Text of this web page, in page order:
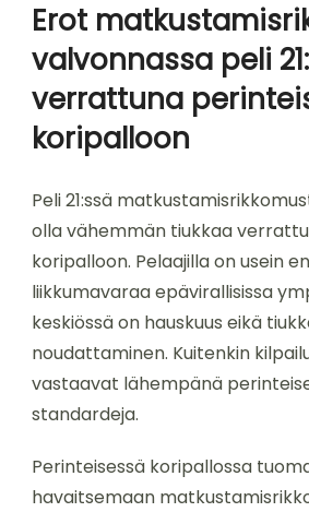
Erot
valvonnassa peli
verrattuna
koripalloon
Peli 21:ssä
olla vähemmän tiukkaa
koripalloon. Pelaajilla on usein
liikkumavaraa epävirallisissa
keskiössä on hauskuus eikä
noudattaminen. Kuitenkin
vastaavat lähempänä
standardeja.
Perinteisessä koripallossa
havaitsemaan